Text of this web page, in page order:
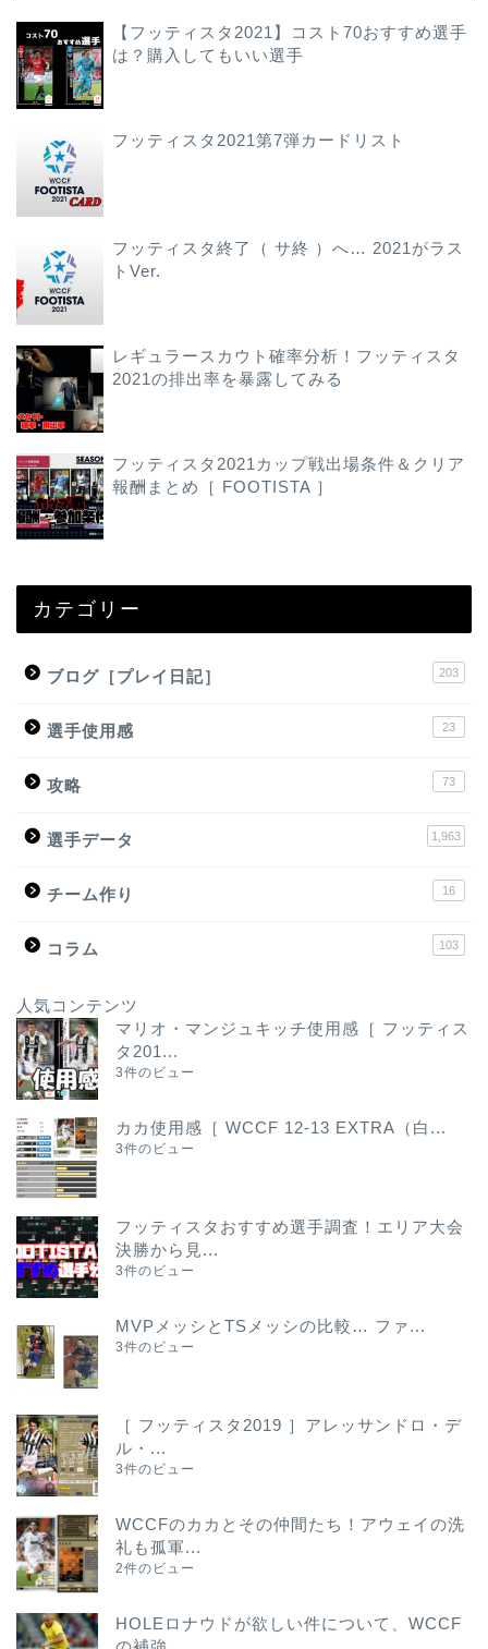
【フッティスタ2021】コスト70おすすめ選手
は？購入してもいい選手
フッティスタ2021第7弾カードリスト
フッティスタ終了（ サ終 ）へ… 2021がラス
トVer.
レギュラースカウト確率分析！フッティスタ
2021の排出率を暴露してみる
フッティスタ2021カップ戦出場条件＆クリア
報酬まとめ［ FOOTISTA ］
カテゴリー
ブログ［プレイ日記］ 203
選手使用感 23
攻略 73
選手データ 1,963
チーム作り 16
コラム 103
人気コンテンツ
マリオ・マンジュキッチ使用感［ フッティス
タ201...
3件のビュー
カカ使用感［ WCCF 12-13 EXTRA（白...
3件のビュー
フッティスタおすすめ選手調査！エリア大会
決勝から見...
3件のビュー
MVPメッシとTSメッシの比較… ファ...
3件のビュー
［ フッティスタ2019 ］アレッサンドロ・デ
ル・...
3件のビュー
WCCFのカカとその仲間たち！アウェイの洗
礼も孤軍...
2件のビュー
HOLEロナウドが欲しい件について、WCCF